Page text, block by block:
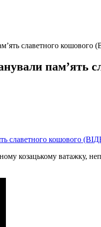
славетного кошового
пам’ять
козацькому ватажку,